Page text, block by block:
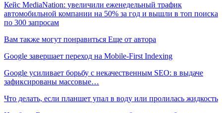
Кейс MediaNation: увеличили еженедельный трафик
автомобильной компании на 50% за год и вышли в топ поиска
по 300 запросам
Вам также могут понравиться Еще от автора
Google завершает переход на Mobile-First Indexing
Google усиливает борьбу с некачественным SEO: в выдаче
зафиксированы массовые…
Что делать, если планшет упал в воду или пролилась жидкость